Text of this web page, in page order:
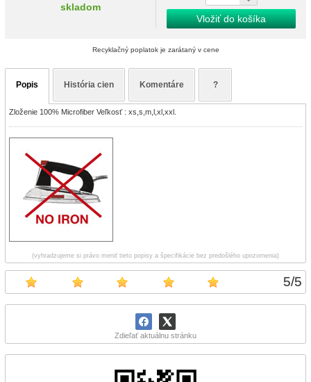
5/5
Zdieľať aktuálnu stránku
skladom
Vložiť do košíka
Recyklačný poplatok je zarátaný v cene
Popis História cien Komentáre ?
Zloženie 100% Microfiber Veľkosť : xs,s,m,l,xl,xxl.
(vyhradzujeme si právo meniť tieto popisy a špecifikácie bez predošlého upozornenia)